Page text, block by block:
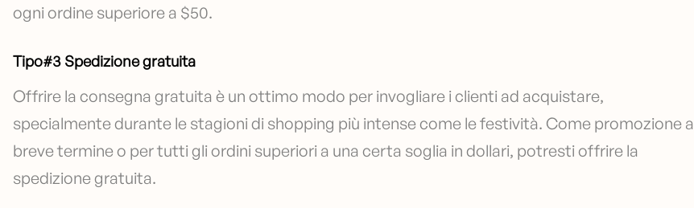
ogni ordine superiore a $50.
Tipo#3 Spedizione gratuita
Offrire la consegna gratuita è un ottimo modo per invogliare i clienti ad acquistare,
specialmente durante le stagioni di shopping più intense come le festività. Come promozione a
breve termine o per tutti gli ordini superiori a una certa soglia in dollari, potresti offrire la
spedizione gratuita.